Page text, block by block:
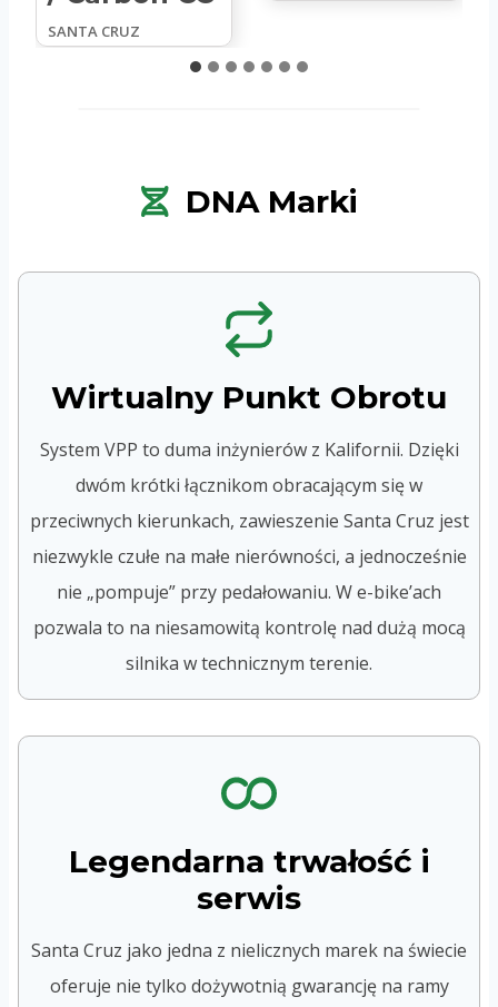
SANTA CRUZ
DNA Marki
Wirtualny Punkt Obrotu
System VPP to duma inżynierów z Kalifornii. Dzięki
dwóm krótki łącznikom obracającym się w
przeciwnych kierunkach, zawieszenie Santa Cruz jest
niezwykle czułe na małe nierówności, a jednocześnie
nie „pompuje” przy pedałowaniu. W e-bike’ach
pozwala to na niesamowitą kontrolę nad dużą mocą
silnika w technicznym terenie.
Legendarna trwałość i
serwis
Santa Cruz jako jedna z nielicznych marek na świecie
oferuje nie tylko dożywotnią gwarancję na ramy